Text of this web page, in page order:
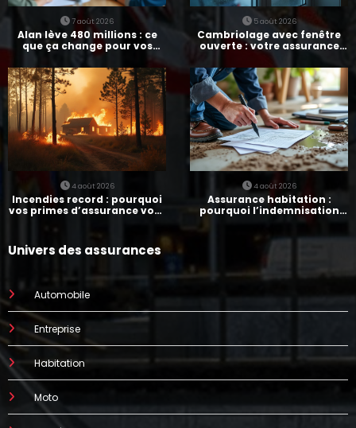
7 août 2026
Alan lève 480 millions : ce
que ça change pour vos
5 août 2026
Cambriolage avec fenêtre
ouverte : votre assurance
paie-t-elle ?
4 août 2026
Incendies record : pourquoi
vos primes d’assurance vont
4 août 2026
Assurance habitation :
pourquoi l’indemnisation
prend parfois 7 mois
Univers des assurances
Automobile
Entreprise
Habitation
Moto